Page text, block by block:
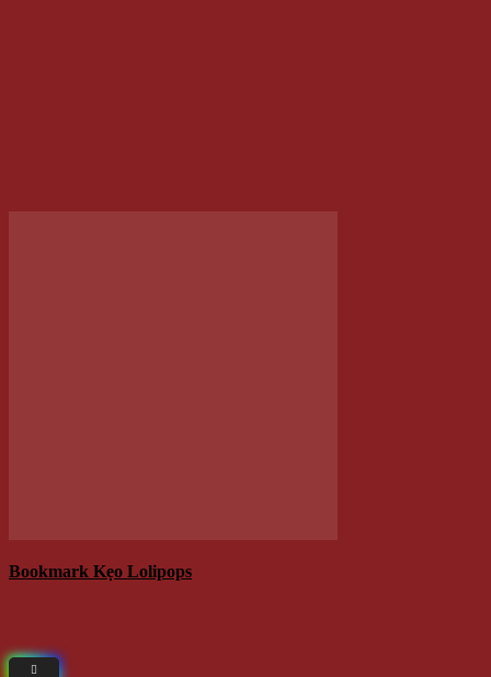
Bookmark Kẹo Lolipops